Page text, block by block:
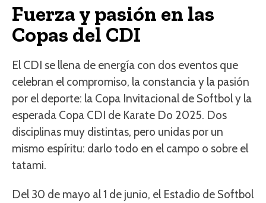
Fuerza y pasión en las
Copas del CDI
El CDI se llena de energía con dos eventos que
celebran el compromiso, la constancia y la pasión
por el deporte: la Copa Invitacional de Softbol y la
esperada Copa CDI de Karate Do 2025. Dos
disciplinas muy distintas, pero unidas por un
mismo espíritu: darlo todo en el campo o sobre el
tatami.
Del 30 de mayo al 1 de junio, el Estadio de Softbol